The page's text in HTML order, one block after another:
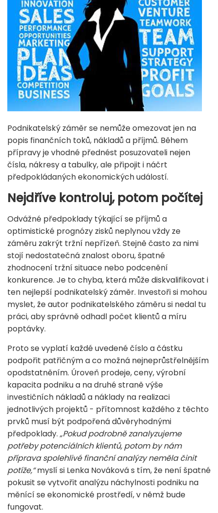
Podnikatelský záměr se nemůže omezovat jen na
popis finančních toků, nákladů a příjmů. Během
přípravy je vhodné přednést posuzovateli nejen
čísla, nákresy a tabulky, ale připojit i náčrt
předpokládaných ekonomických událostí.
Nejdříve kontroluj, potom počítej
Odvážné předpoklady týkající se příjmů a
optimistické prognózy zisků neplynou vždy ze
záměru zakrýt tržní nepřízeň. Stejně často za nimi
stojí nedostatečná znalost oboru, špatné
zhodnocení tržní situace nebo podcenění
konkurence. Je to chyba, která může diskvalifikovat i
ten nejlepší podnikatelský záměr. Investoři si mohou
myslet, že autor podnikatelského záměru si nedal tu
práci, aby správně odhadl počet klientů a míru
poptávky.
Proto se vyplatí každé uvedené číslo a částku
podpořit patřičným a co možná nejneprůstřelnějším
opodstatněním. Úroveň prodeje, ceny, výrobní
kapacita podniku a na druhé straně výše
investičních nákladů a náklady na realizaci
jednotlivých projektů - přítomnost každého z těchto
prvků musí být podpořená důvěryhodnými
předpoklady. „Pokud podrobně zanalyzujeme
potřeby potenciálních klientů, potom by nám
příprava spolehlivé finanční analýzy neměla činit
potíže,“myslí si Lenka Nováková s tím, že není špatné
pokusit se vytvořit analýzu náchylnosti podniku na
měnící se ekonomické prostředí, v němž bude
fungovat.